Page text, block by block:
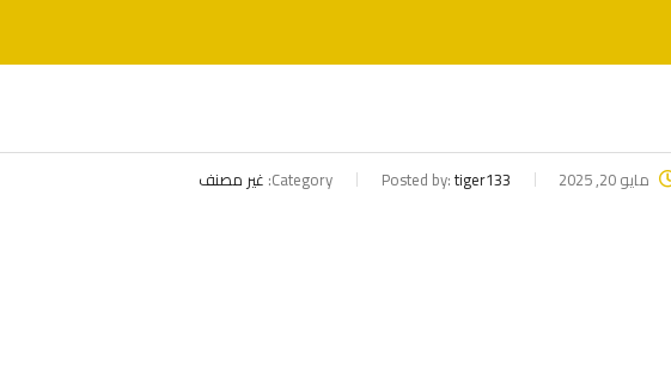
مايو 20, 2025 Posted by:tiger133
Category: غير مصنف